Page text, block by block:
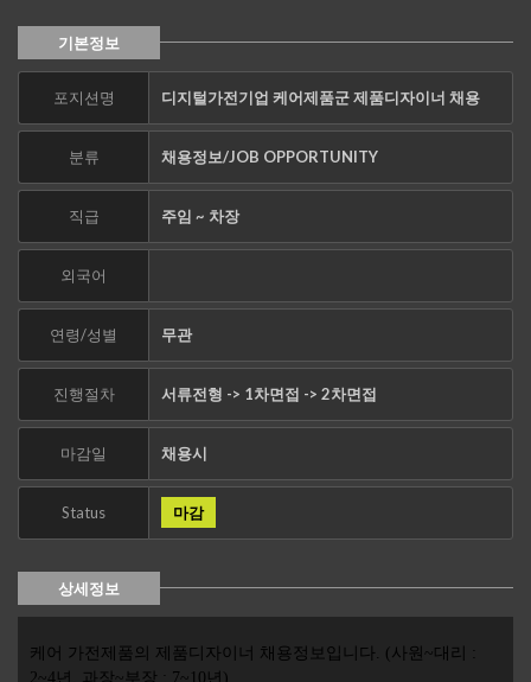
기본정보
포지션명 디지털가전기업 케어제품군 제품디자이너 채용
분류 채용정보/JOB OPPORTUNITY
직급 주임 ~ 차장
외국어
연령/성별 무관
진행절차 서류전형 -> 1차면접 -> 2차면접
마감일 채용시
Status 마감
상세정보
케어 가전제품의 제품디자이너 채용정보입니다. (사원~대리 :
2~4년, 과장~부장 : 7~10년)